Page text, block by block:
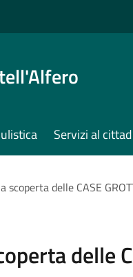
Servizi al
scoperta delle CASE
delle